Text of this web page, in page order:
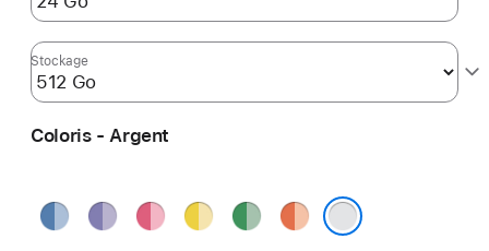
Stockage
Coloris - Argent
Bleu Violet Rose JauneVert Orange